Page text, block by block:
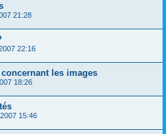
21:28
22:16
les images
18:26
15:46